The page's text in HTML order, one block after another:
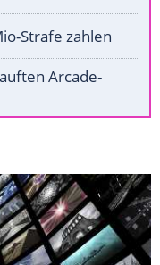
Strafe zahlen
Arcade-